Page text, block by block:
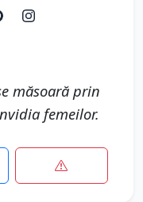
măsoară prin
femeilor.